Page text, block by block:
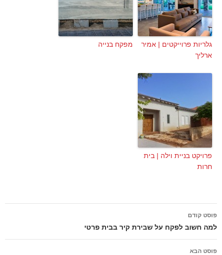
גלריות פרוייקטים | אמיר
ארליך
מפקח בנייה
פרויקט בניית וילה | בית
חרות
ניווט
בפוסטים
פוסט קודם
למה חשוב לפקח על שבירת קיר בבית פרטי
פוסט הבא